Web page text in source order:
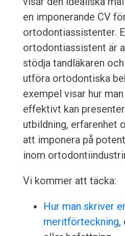
en imponerande CV
ortodontiassistenter.
ortodontiassistent är
stödja tandläkaren
utföra ortodontiska
exempel visar hur
effektivt kan
utbildning, erfarenhet
att imponera på
inom
Vi kommer att täcka:
Hur man skriver
meritförteckning,